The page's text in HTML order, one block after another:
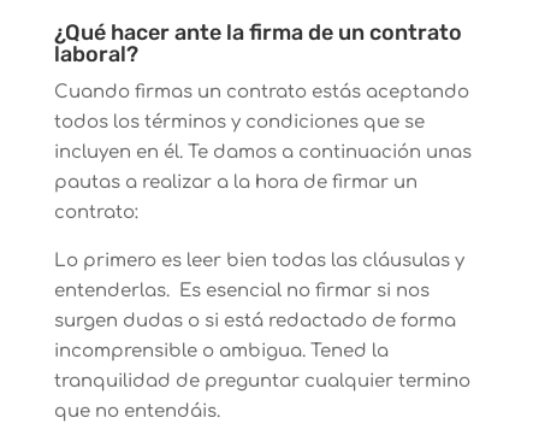
¿Qué hacer ante la firma de un contrato
laboral?
Cuando firmas un contrato estás aceptando
todos los términos y condiciones que se
incluyen en él. Te damos a continuación unas
pautas a realizar a la hora de firmar un
contrato:
Lo primero es leer bien todas las cláusulas y
entenderlas. Es esencial no firmar si nos
surgen dudas o si está redactado de forma
incomprensible o ambigua. Tened la
tranquilidad de preguntar cualquier termino
que no entendáis.